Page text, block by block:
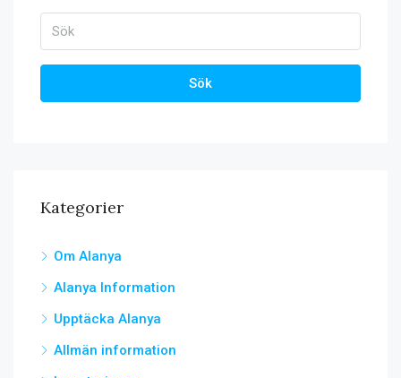
Sök
Kategorier
Om Alanya
Alanya Information
Upptäcka Alanya
Allmän information